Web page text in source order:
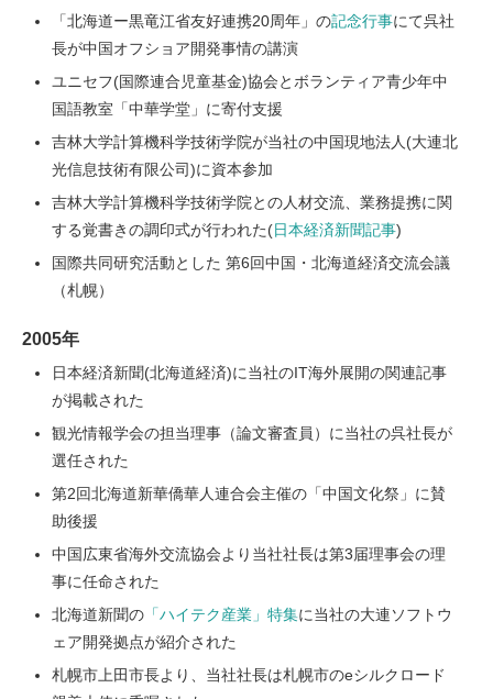
「北海道ー黒竜江省友好連携20周年」の記念行事にて呉社
長が中国オフショア開発事情の講演
ユニセフ(国際連合児童基金)協会とボランティア青少年中
国語教室「中華学堂」に寄付支援
吉林大学計算機科学技術学院が当社の中国現地法人(大連北
光信息技術有限公司)に資本参加
吉林大学計算機科学技術学院との人材交流、業務提携に関
する覚書きの調印式が行われた(日本経済新聞記事)
国際共同研究活動とした 第6回中国・北海道経済交流会議
（札幌）
2005年
日本経済新聞(北海道経済)に当社のIT海外展開の関連記事
が掲載された
観光情報学会の担当理事（論文審査員）に当社の呉社長が
選任された
第2回北海道新華僑華人連合会主催の「中国文化祭」に賛
助後援
中国広東省海外交流協会より当社社長は第3届理事会の理
事に任命された
北海道新聞の 「ハイテク産業」特集に当社の大連ソフトウ
ェア開発拠点が紹介された
札幌市上田市長より、当社社長は札幌市のeシルクロード